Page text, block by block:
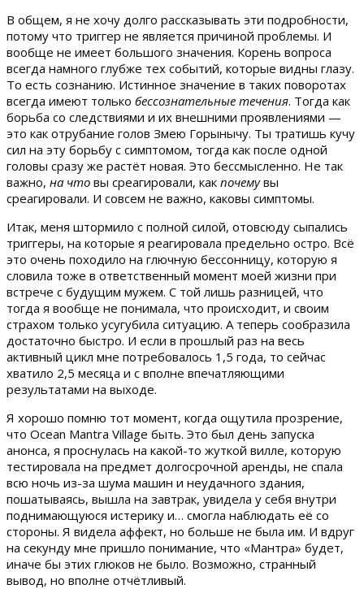
В общем, я не хочу долго рассказывать эти подробности,
потому что триггер не является причиной проблемы. И
вообще не имеет большого значения. Корень вопроса
всегда намного глубже тех событий, которые видны глазу.
То есть сознанию. Истинное значение в таких поворотах
всегда имеют только бессознательные течения. Тогда как
борьба со следствиями и их внешними проявлениями —
это как отрубание голов Змею Горынычу. Ты тратишь кучу
сил на эту борьбу с симптомом, тогда как после одной
головы сразу же растёт новая. Это бессмысленно. Не так
важно, на что вы среагировали, как почемувы
среагировали. И совсем не важно, каковы симптомы.
Итак, меня штормило с полной силой, отовсюду сыпались
триггеры, на которые я реагировала предельно остро. Всё
это очень походило на глючную бессонницу, которую я
словила тоже в ответственный момент моей жизни при
встрече с будущим мужем. С той лишь разницей, что
тогда я вообще не понимала, что происходит, и своим
страхом только усугубила ситуацию. А теперь сообразила
достаточно быстро. И если в прошлый раз на весь
активный цикл мне потребовалось 1,5 года, то сейчас
хватило 2,5 месяца и с вполне впечатляющими
результатами на выходе.
Я хорошо помню тот момент, когда ощутила прозрение,
что Ocean Mantra Village быть. Это был день запуска
анонса, я проснулась на какой-то жуткой вилле, которую
тестировала на предмет долгосрочной аренды, не спала
всю ночь из-за шума машин и неудачного здания,
пошатываясь, вышла на завтрак, увидела у себя внутри
поднимающуюся истерику и… смогла наблюдать её со
стороны. Я видела аффект, но больше не была им. И вдруг
на секунду мне пришло понимание, что «Мантра» будет,
иначе бы этих глюков не было. Возможно, странный
вывод, но вполне отчётливый.